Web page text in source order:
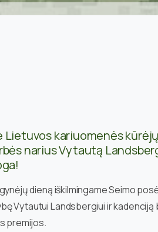
Lietuvos kariuomenės
narius Vytautą
dieną iškilmingame Seimo
Vytautui Landsbergiui ir
premijos.